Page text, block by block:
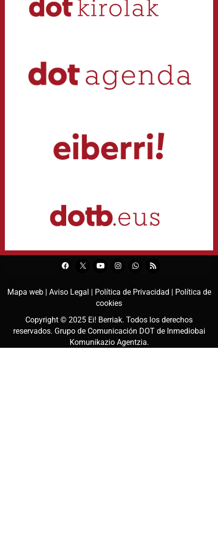
Mapa web | Aviso Legal | Política de Privacidad | Política de
cookies
Copyright © 2025 Ei! Berriak. Todos los derechos
reservados. Grupo de Comunicación DOT de Inmediobai
Komunikazio Agentzia.